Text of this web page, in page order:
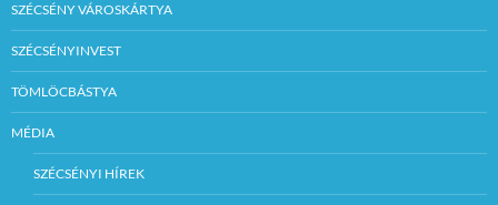
SZÉCSÉNY VÁROSKÁRTYA
SZÉCSÉNYINVEST
TÖMLÖCBÁSTYA
MÉDIA
SZÉCSÉNYI HÍREK